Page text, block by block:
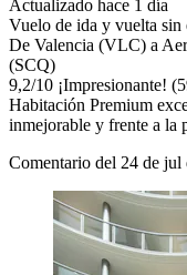
Actualizado hace 1 día
Vuelo de ida y vuelta sin
De Valencia (VLC) a
(SCQ)
9,2/10 ¡Impresionante!
Habitación Premium
inmejorable y frente a la
Comentario del 24 de jul